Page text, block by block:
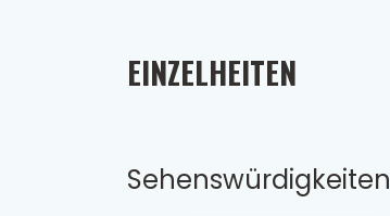
EINZELHEITEN
Sehenswürdigkeiten